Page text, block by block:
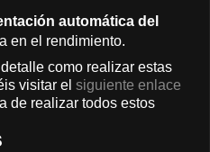
automática del
en el rendimiento.
como realizar estas
visitar el siguiente enlace
de realizar todos estos